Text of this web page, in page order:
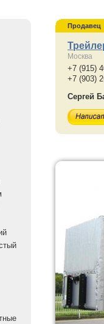
Продавец
Москва
+7 (915)
+7 (903)
Сергей